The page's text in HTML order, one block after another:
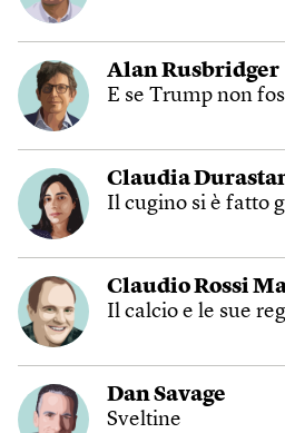
Alan Rusbridger
E se Trump non
Claudia
Il cugino si è fatto
Claudio Rossi
Il calcio e le sue
Dan Savage
Sveltine